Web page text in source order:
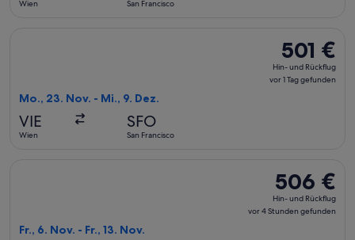
Wien San Francisco
501 €
Hin-
und
501 €
Hin- und Rückflug
vor 1 Tag gefunden
Mo., 23. Nov. - Mi., 9. Dez.
VIE
Wien
SFO
San Francisco
506 €
Hin-
und
506 €
Hin- und Rückflug
vor 4 Stunden gefunden
Fr., 6. Nov. - Fr., 13. Nov.